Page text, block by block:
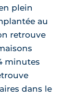
plein
au
retrouve
minutes
dans le